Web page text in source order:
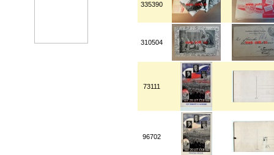
335390
310504
73111
96702